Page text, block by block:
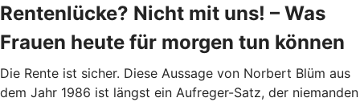
Rentenlücke? Nicht mit uns! – Was
Frauen heute für morgen tun können
Die Rente ist sicher. Diese Aussage von Norbert Blüm aus
dem Jahr 1986 ist längst ein Aufreger-Satz, der niemanden